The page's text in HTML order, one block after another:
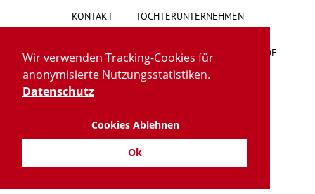
Wir verwenden Tracking-Cookies für
anonymisierte Nutzungsstatistiken.
Datenschutz
Cookies Ablehnen
Ok
KONTAKT TOCHTERUNTERNEHMEN
HINWEISGEBERSYSTEM VORSCHLAG/BESCHWERDE
LIEFERKETTENGESETZ
IMPRESSUM DATENSCHUTZ